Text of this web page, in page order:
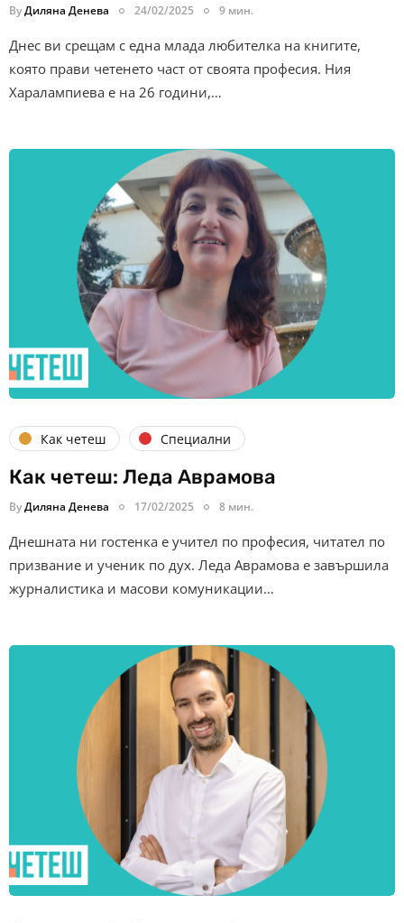
ByДиляна Денева 24/02/2025 9 мин.
Днес ви срещам с една млада любителка на книгите,
която прави четенето част от своята професия. Ния
Харалампиева е на 26 години,…
Как четеш Специални
Как четеш: Леда Аврамова
ByДиляна Денева 17/02/2025 8 мин.
Днешната ни гостенка е учител по професия, читател по
призвание и ученик по дух. Леда Аврамова е завършила
журналистика и масови комуникации…